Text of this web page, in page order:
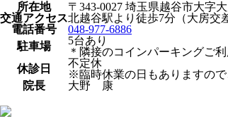
所在地
〒343-0027 埼玉県越谷市大字
交通アクセス北越谷駅より徒歩7分（大房交
電話番号
048-977-6886
駐車場
5台あり
＊隣接のコインパーキングご
休診日
不定休
※臨時休業の日もありますので
院長
大野 康